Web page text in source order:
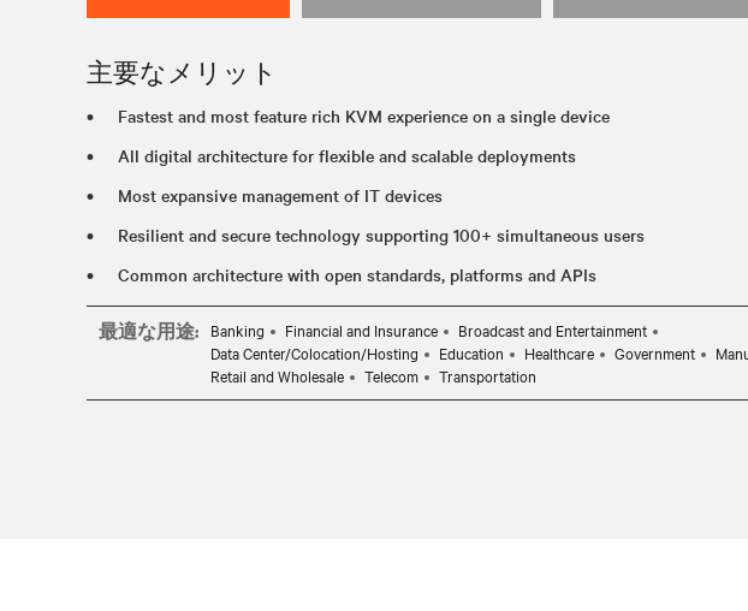
主要なメリット
Fastest and most feature rich KVM experience on a single device
All digital architecture for flexible and scalable deployments
Most expansive management of IT devices
Resilient and secure technology supporting 100+ simultaneous users
Common architecture with open standards, platforms and APIs
最適な用途: Banking Financial and Insurance
Broadcast and Entertainment
Data Center/Colocation/Hosting
Education Healthcare Government
Retail and Wholesale
Telecom Transportation